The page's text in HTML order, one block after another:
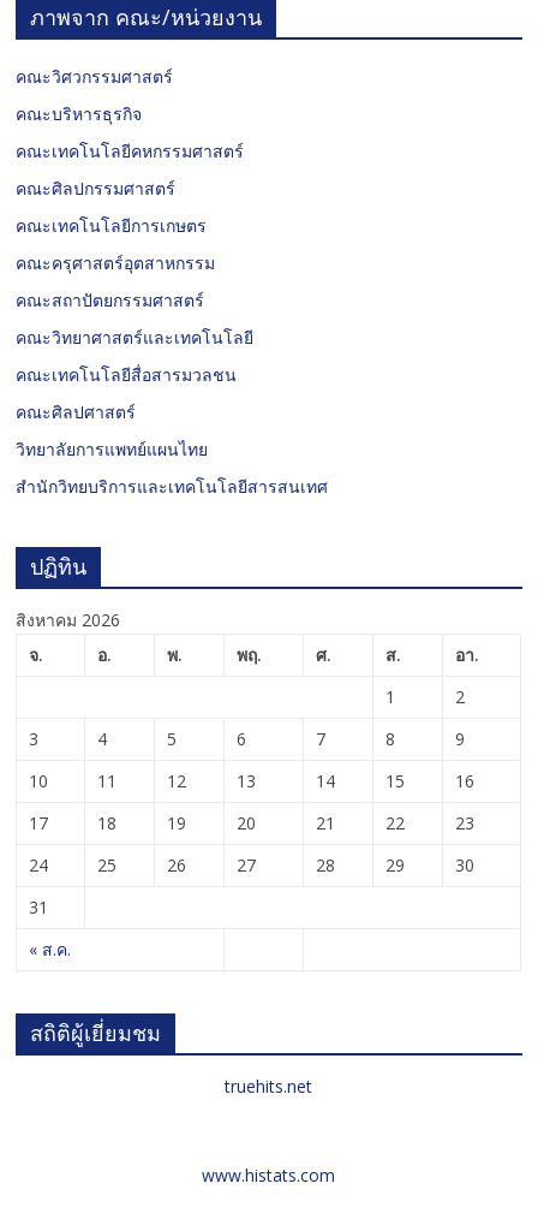
ภาพจาก คณะ/หน่วยงาน
คณะวิศวกรรมศาสตร์
คณะบริหารธุรกิจ
คณะเทคโนโลยีคหกรรมศาสตร์
คณะศิลปกรรมศาสตร์
คณะเทคโนโลยีการเกษตร
คณะครุศาสตร์อุตสาหกรรม
คณะสถาปัตยกรรมศาสตร์
คณะวิทยาศาสตร์และเทคโนโลยี
คณะเทคโนโลยีสื่อสารมวลชน
คณะศิลปศาสตร์
วิทยาลัยการแพทย์แผนไทย
สำนักวิทยบริการและเทคโนโลยีสารสนเทศ
ปฏิทิน
สิงหาคม 2026
จ.
อ. พ. พฤ. ศ. ส. อา.
« ส.ค.
1
2
3
4 5 6 7 8
9
10
11 12 13 14 15
16
17
18 19 20 21 22
23
24
25 26 27 28 29
30
31
สถิติผู้เยี่ยมชม
truehits.net
www.histats.com